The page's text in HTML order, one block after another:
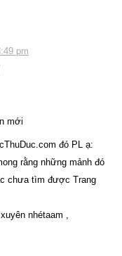
pm
mới
đó PL ạ:
rằng những mảnh đó
chưa tìm được Trang
nhétaam ,